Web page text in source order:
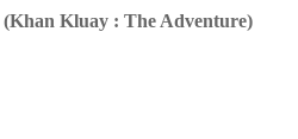
Kluay : The Adventure)